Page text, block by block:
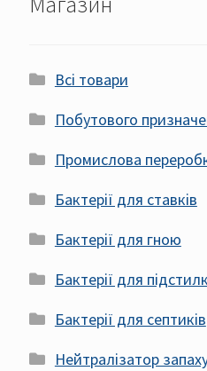
Всі товари
Побутового
Промислова
Бактерії для ставків
Бактерії для гною
Бактерії для
Бактерії для септиків
Нейтралізатор